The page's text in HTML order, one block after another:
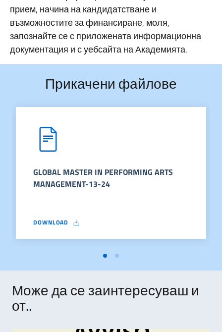
прием, начина на кандидатстване и
възможностите за финансиране, моля,
запознайте се с приложената информационна
документация и с уебсайта на Академията.
Прикачени файлове
GLOBAL MASTER IN PERFORMING ARTS
MANAGEMENT-13-24
DOWNLOAD
GLOBAL MASTER IN PERFORMING ARTS MANAGEMENT-13-24
Може да се заинтересуваш и
от..